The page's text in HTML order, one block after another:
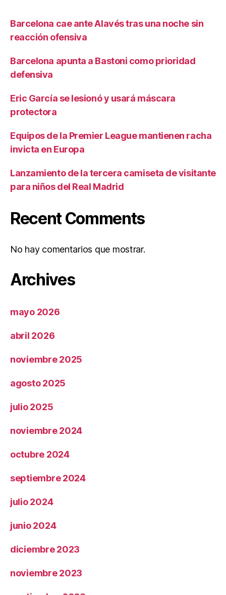
Barcelona cae ante Alavés tras una noche sin
reacción ofensiva
Barcelona apunta a Bastoni como prioridad
defensiva
Eric García se lesionó y usará máscara
protectora
Equipos de la Premier League mantienen racha
invicta en Europa
Lanzamiento de la tercera camiseta de visitante
para niños del Real Madrid
Recent Comments
No hay comentarios que mostrar.
Archives
mayo 2026
abril 2026
noviembre 2025
agosto 2025
julio 2025
noviembre 2024
octubre 2024
septiembre 2024
julio 2024
junio 2024
diciembre 2023
noviembre 2023